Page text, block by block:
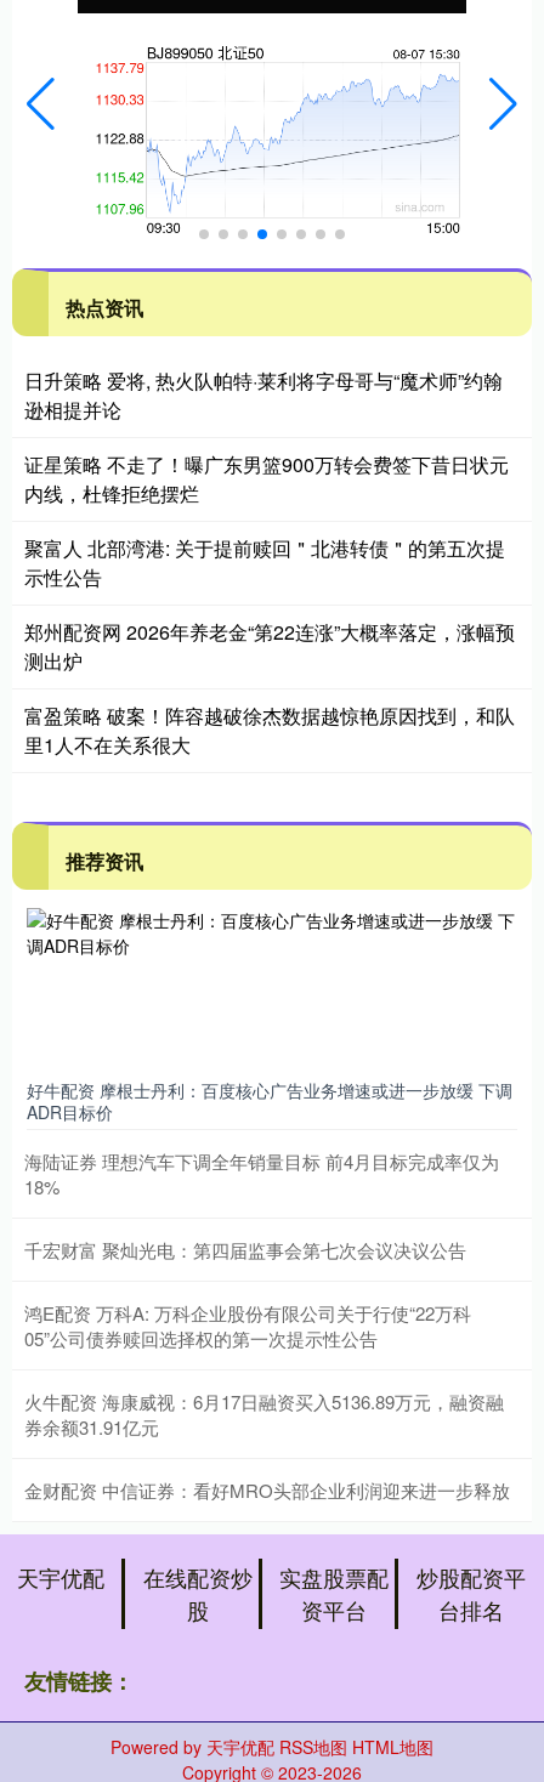
热点资讯
日升策略 爱将, 热火队帕特·莱利将字母哥与“魔术师”约翰
逊相提并论
证星策略 不走了！曝广东男篮900万转会费签下昔日状元
内线，杜锋拒绝摆烂
聚富人 北部湾港: 关于提前赎回＂北港转债＂的第五次提
示性公告
郑州配资网 2026年养老金“第22连涨”大概率落定，涨幅预
测出炉
富盈策略 破案！阵容越破徐杰数据越惊艳原因找到，和队
里1人不在关系很大
推荐资讯
好牛配资 摩根士丹利：百度核心广告业务增速或进一步放缓 下调
ADR目标价
海陆证券 理想汽车下调全年销量目标 前4月目标完成率仅为
18%
千宏财富 聚灿光电：第四届监事会第七次会议决议公告
鸿E配资 万科A: 万科企业股份有限公司关于行使“22万科
05”公司债券赎回选择权的第一次提示性公告
火牛配资 海康威视：6月17日融资买入5136.89万元，融资融
券余额31.91亿元
金财配资 中信证券：看好MRO头部企业利润迎来进一步释放
天宇优配
在线配资炒
股
实盘股票配
资平台
炒股配资平
台排名
友情链接：
Powered by 天宇优配 RSS地图 HTML地图
Copyright © 2023-2026